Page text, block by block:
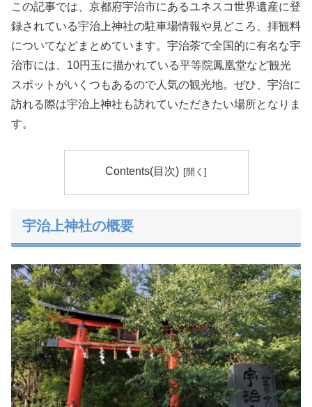
この記事では、京都府宇治市にあるユネスコ世界遺産に登
録されている宇治上神社の駐車場情報や見どころ、拝観料
についてなどまとめています。宇治茶で全国的に有名な宇
治市には、10円玉に描かれている平等院鳳凰堂など観光
スポットがいくつもあるので人気の観光地。ぜひ、宇治に
訪れる際は宇治上神社も訪れていただきたい場所となりま
す。
Contents(目次)
宇治上神社の概要